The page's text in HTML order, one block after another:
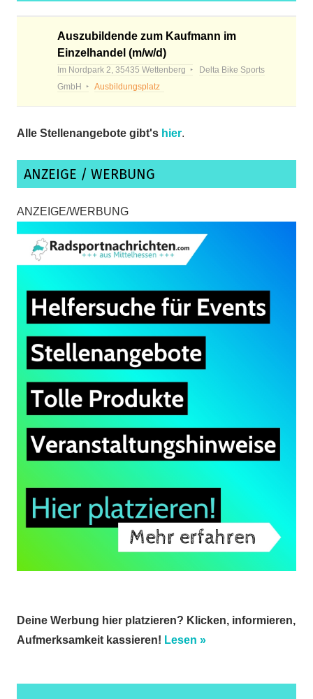
Auszubildende zum Kaufmann im
Einzelhandel (m/w/d)
Im Nordpark 2, 35435 Wettenberg
Delta Bike Sports
GmbH
Ausbildungsplatz
Alle Stellenangebote gibt's hier.
ANZEIGE / WERBUNG
ANZEIGE/WERBUNG
Deine Werbung hier platzieren? Klicken, informieren,
Aufmerksamkeit kassieren! Lesen »